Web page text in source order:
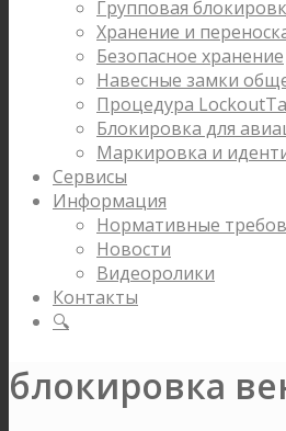
Групповая
Хранение и
Безопасное хранение
Навесные замки
Процедура
Блокировка для
Маркировка и
Сервисы
Информация
Нормативные
Новости
Видеоролики
Контакты
🔍
блокировка